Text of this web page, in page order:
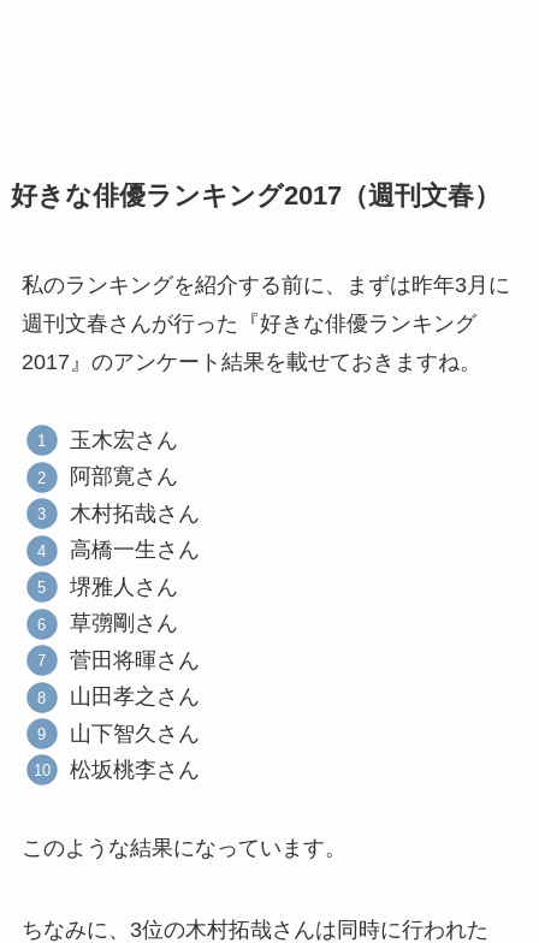
好きな俳優ランキング2017（週刊文春）
私のランキングを紹介する前に、まずは昨年3月に
週刊文春さんが行った『好きな俳優ランキング
2017』のアンケート結果を載せておきますね。
玉木宏さん
阿部寛さん
木村拓哉さん
高橋一生さん
堺雅人さん
草彅剛さん
菅田将暉さん
山田孝之さん
山下智久さん
松坂桃李さん
このような結果になっています。
ちなみに、3位の木村拓哉さんは同時に行われた